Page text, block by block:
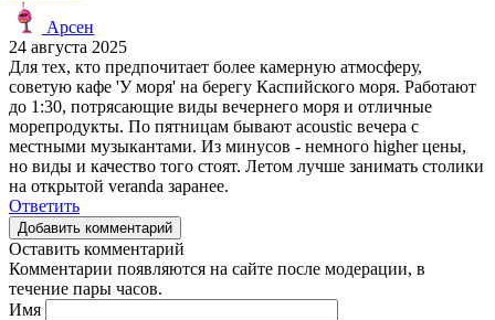
Арсен
24 августа 2025
Для тех, кто предпочитает более камерную атмосферу,
советую кафе 'У моря' на берегу Каспийского моря. Работают
до 1:30, потрясающие виды вечернего моря и отличные
морепродукты. По пятницам бывают acoustic вечера с
местными музыкантами. Из минусов - немного higher цены,
но виды и качество того стоят. Летом лучше занимать столики
на открытой veranda заранее.
Ответить
Добавить комментарий
Оставить комментарий
Комментарии появляются на сайте после модерации, в
течение пары часов.
Имя